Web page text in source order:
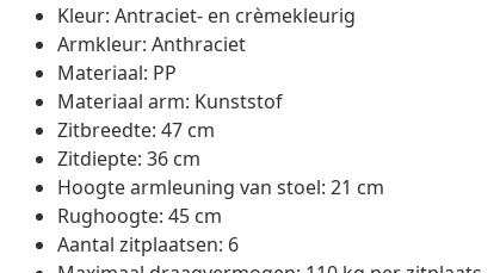
Kleur: Antraciet- en crèmekleurig
Armkleur: Anthraciet
Materiaal: PP
Materiaal arm: Kunststof
Zitbreedte: 47 cm
Zitdiepte: 36 cm
Hoogte armleuning van stoel: 21 cm
Rughoogte: 45 cm
Aantal zitplaatsen: 6